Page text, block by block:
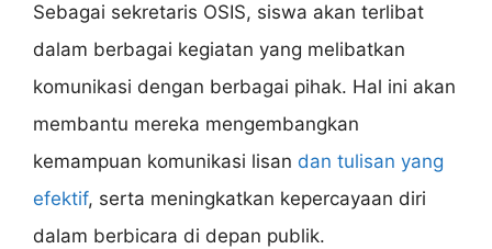
Sebagai sekretaris OSIS, siswa akan terlibat
dalam berbagai kegiatan yang melibatkan
komunikasi dengan berbagai pihak. Hal ini akan
membantu mereka mengembangkan
kemampuan komunikasi lisan dan tulisan yang
efektif, serta meningkatkan kepercayaan diri
dalam berbicara di depan publik.